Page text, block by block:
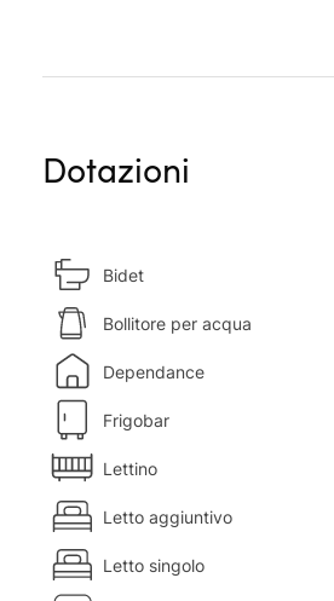
Dotazioni
Bidet
Bollitore per acqua
Dependance
Frigobar
Lettino
Letto aggiuntivo
Letto singolo